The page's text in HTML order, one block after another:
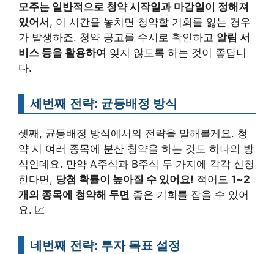
모주는 일반적으로 청약 시작일과 마감일이 정해져
있어서 , 이 시간을 놓치면 청약할 기회를 잃는 경우
가 발생하죠. 청약 공고를 수시로 확인하고 알림 서
비스 등을 활용하여 잊지 않도록 하는 것이 좋답니
다.
세번째 전략: 균등배정 방식
셋째, 균등배정 방식에서의 전략을 말해볼게요. 청
약 시 여러 종목에 분산 청약을 하는 것도 하나의 방
식인데요. 만약 A주식과 B주식 두 가지에 각각 신청
한다면, 당첨 확률이 높아질 수 있어요! 적어도 1~2
개의 종목에 청약해 두면 좋은 기회를 잡을 수 있어
요. 📈
네번째 전략: 투자 목표 설정